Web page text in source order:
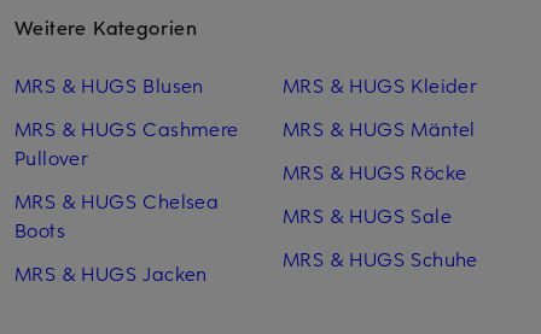
Weitere Kategorien
MRS & HUGS Blusen
MRS & HUGS Cashmere
Pullover
MRS & HUGS Chelsea
Boots
MRS & HUGS Jacken
MRS & HUGS Kleider
MRS & HUGS Mäntel
MRS & HUGS Röcke
MRS & HUGS Sale
MRS & HUGS Schuhe